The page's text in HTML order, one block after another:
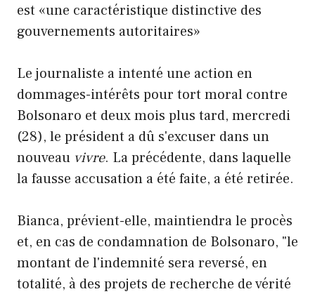
est «une caractéristique distinctive des
gouvernements autoritaires»
Le journaliste a intenté une action en
dommages-intérêts pour tort moral contre
Bolsonaro et deux mois plus tard, mercredi
(28), le président a dû s'excuser dans un
nouveau vivre. La précédente, dans laquelle
la fausse accusation a été faite, a été retirée.
Bianca, prévient-elle, maintiendra le procès
et, en cas de condamnation de Bolsonaro, "le
montant de l'indemnité sera reversé, en
totalité, à des projets de recherche de vérité